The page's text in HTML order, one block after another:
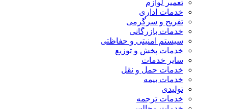
تعمیر لوازم
خدمات اداری
تفریح و سرگرمی
خدمات بازرگانی
سیستم امنیتی و حفاظتی
خدمات پخش و توزیع
سایر خدمات
خدمات حمل و نقل
خدمات بیمه
تولیدی
خدمات ترجمه